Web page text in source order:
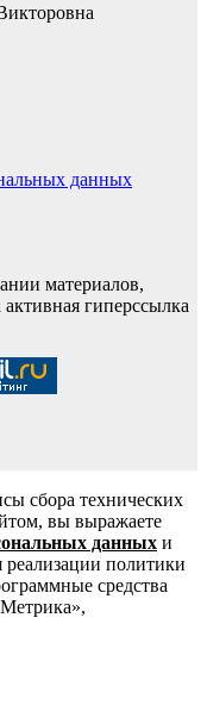
данных
материалов,
гиперссылка
сбора технических
вы выражаете
данных и
политики
средства